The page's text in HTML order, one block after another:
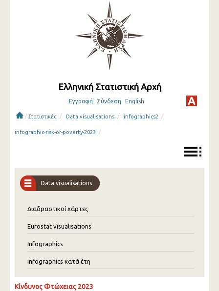
Ελληνική Στατιστική Αρχή
Εγγραφή Σύνδεση English
/ Στατιστικές / Data visualisations / infographics2 /
infographic-risk-of-poverty-2023 /
Data visualisations
Διαδραστικοί χάρτες
Eurostat visualisations
Infographics
infographics κατά έτη
Κίνδυνος Φτώχειας 2023